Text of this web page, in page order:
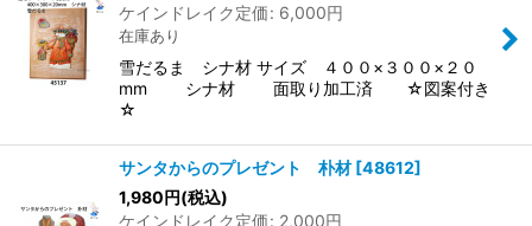
ケインドレイク定価: 6,000円
在庫あり
雪だるま シナ材 サイズ ４００×３００×２０
mm シナ材 面取り加工済 ☆図案付き
☆
サンタからのプレゼント 朴材 [48612]
1,980円(税込)
ケインドレイク定価: 2,000円